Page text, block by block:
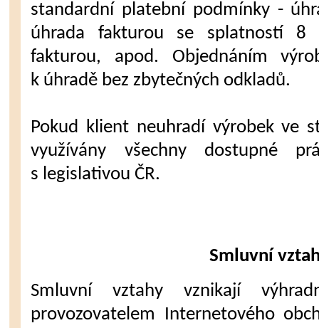
standardní platební podmínky -
úhrada fakturou se splatností 8
fakturou, apod. Objednáním
k úhradě bez zbytečných odkladů.
Pokud klient neuhradí výrobek ve
využívány všechny dostupné
s legislativou ČR.
Smluvní
Smluvní vztahy vznikají
provozovatelem Internetového